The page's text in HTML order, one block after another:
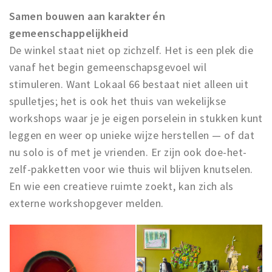
Samen bouwen aan karakter én
gemeenschappelijkheid
De winkel staat niet op zichzelf. Het is een plek die
vanaf het begin gemeenschapsgevoel wil
stimuleren. Want Lokaal 66 bestaat niet alleen uit
spulletjes; het is ook het thuis van wekelijkse
workshops waar je je eigen porselein in stukken kunt
leggen en weer op unieke wijze herstellen — of dat
nu solo is of met je vrienden. Er zijn ook doe-het-
zelf-pakketten voor wie thuis wil blijven knutselen.
En wie een creatieve ruimte zoekt, kan zich als
externe workshopgever melden.